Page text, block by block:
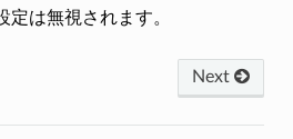
は無視されます。
Next